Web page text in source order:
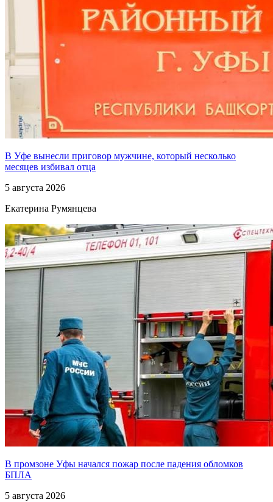
В Уфе вынесли приговор мужчине, который несколько
месяцев избивал отца
5 августа 2026
Екатерина Румянцева
В промзоне Уфы начался пожар после падения обломков
БПЛА
5 августа 2026